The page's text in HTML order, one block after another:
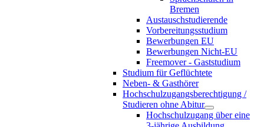
Bremen
Austauschstudierende
Vorbereitungsstudium
Bewerbungen EU
Bewerbungen Nicht-EU
Freemover - Gaststudium
Studium für Geflüchtete
Neben- & Gasthörer
Hochschulzugangsberechtigung /
Studieren ohne Abitur
Hochschulzugang über eine